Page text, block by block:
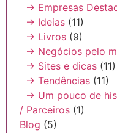
→ Empresas
→ Ideias (11)
→ Livros (9)
→ Negócios pelo
→ Sites e dicas (11)
→ Tendências (11)
→ Um pouco de
/ Parceiros (1)
Blog (5)